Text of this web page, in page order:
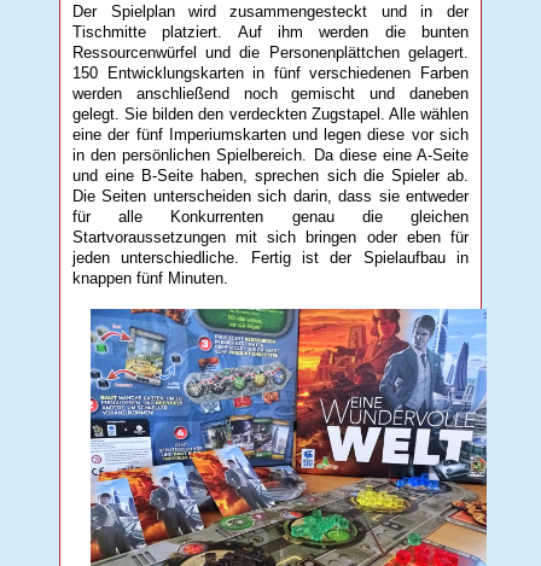
Der Spielplan wird zusammengesteckt und in der
Tischmitte platziert. Auf ihm werden die bunten
Ressourcenwürfel und die Personenplättchen gelagert.
150 Entwicklungskarten in fünf verschiedenen Farben
werden anschließend noch gemischt und daneben
gelegt. Sie bilden den verdeckten Zugstapel. Alle wählen
eine der fünf Imperiumskarten und legen diese vor sich
in den persönlichen Spielbereich. Da diese eine A-Seite
und eine B-Seite haben, sprechen sich die Spieler ab.
Die Seiten unterscheiden sich darin, dass sie entweder
für alle Konkurrenten genau die gleichen
Startvoraussetzungen mit sich bringen oder eben für
jeden unterschiedliche. Fertig ist der Spielaufbau in
knappen fünf Minuten.